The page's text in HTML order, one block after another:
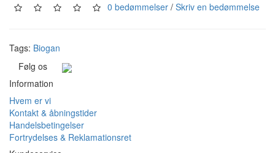
0 bedømmelser / Skriv en bedømmelse
Tags: Biogan
Følg os
Information
Hvem er vi
Kontakt & åbningstider
Handelsbetingelser
Fortrydelses & Reklamationsret